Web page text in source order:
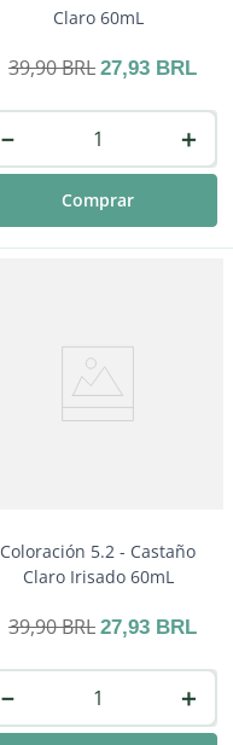
Claro 60mL
39,90BRL 27,93 BRL
＋
－
Comprar
Coloración 5.2 - Castaño
Claro Irisado 60mL
39,90BRL 27,93 BRL
＋
－